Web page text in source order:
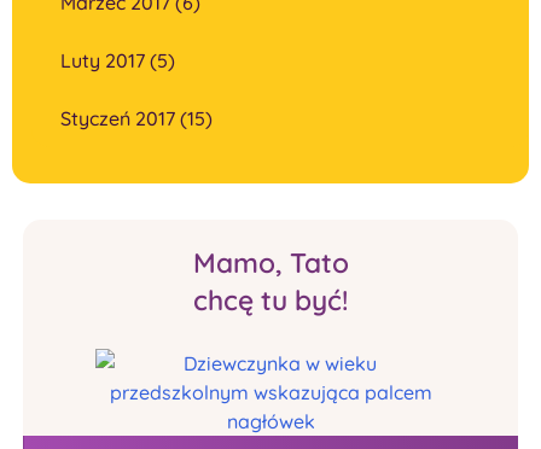
Luty 2017 (5)
Styczeń 2017 (15)
Mamo, Tato
chcę tu być!